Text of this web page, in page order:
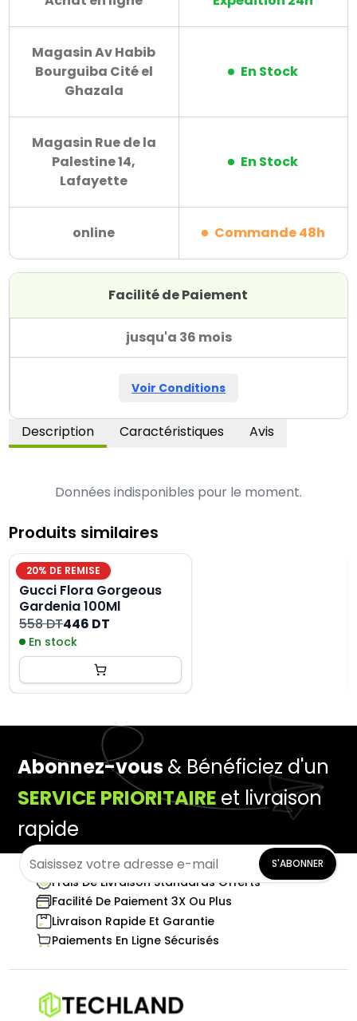
Magasin Av Habib
Bourguiba Cité el
Ghazala
En Stock
Magasin Rue de la
Palestine 14,
Lafayette
En Stock
online Commande 48h
Facilité de Paiement
jusqu'a 36 mois
Voir Conditions
Description Caractéristiques Avis
Données indisponibles pour le moment.
Produits similaires
20% DE REMISE
Gucci Flora Gorgeous
Gardenia 100Ml
558 DT446 DT
En stock
Abonnez-vous& Bénéficiez d'un
SERVICE PRIORITAIRE et livraison
rapide
S'ABONNER
Frais De Livraison Standards Offerts
Facilité De Paiement 3X Ou Plus
Livraison Rapide Et Garantie
Paiements En Ligne Sécurisés